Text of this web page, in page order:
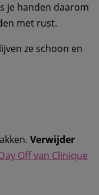
je handen daarom
met rust.
ze schoon en
Verwijder
Off van Clinique